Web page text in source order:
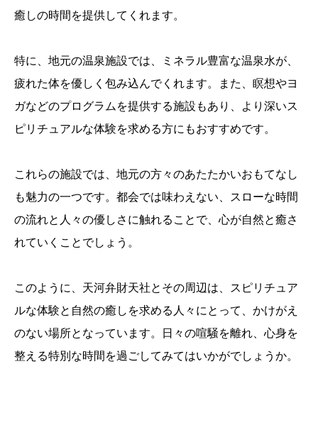
癒しの時間を提供してくれます。
特に、地元の温泉施設では、ミネラル豊富な温泉水が、
疲れた体を優しく包み込んでくれます。また、瞑想やヨ
ガなどのプログラムを提供する施設もあり、より深いス
ピリチュアルな体験を求める方にもおすすめです。
これらの施設では、地元の方々のあたたかいおもてなし
も魅力の一つです。都会では味わえない、スローな時間
の流れと人々の優しさに触れることで、心が自然と癒さ
れていくことでしょう。
このように、天河弁財天社とその周辺は、スピリチュア
ルな体験と自然の癒しを求める人々にとって、かけがえ
のない場所となっています。日々の喧騒を離れ、心身を
整える特別な時間を過ごしてみてはいかがでしょうか。